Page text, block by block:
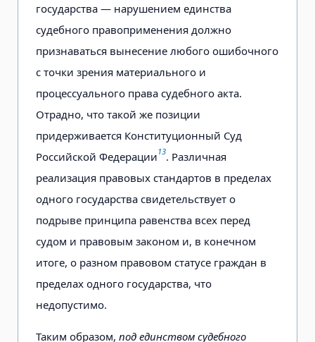
государства — нарушением единства
судебного правоприменения должно
признаваться вынесение любого ошибочного
с точки зрения материального и
процессуального права судебного акта.
Отрадно, что такой же позиции
придерживается Конституционный Суд
Российской Федерации13. Различная
реализация правовых стандартов в пределах
одного государства свидетельствует о
подрыве принципа равенства всех перед
судом и правовым законом и, в конечном
итоге, о разном правовом статусе граждан в
пределах одного государства, что
недопустимо.
Таким образом, под единством судебного